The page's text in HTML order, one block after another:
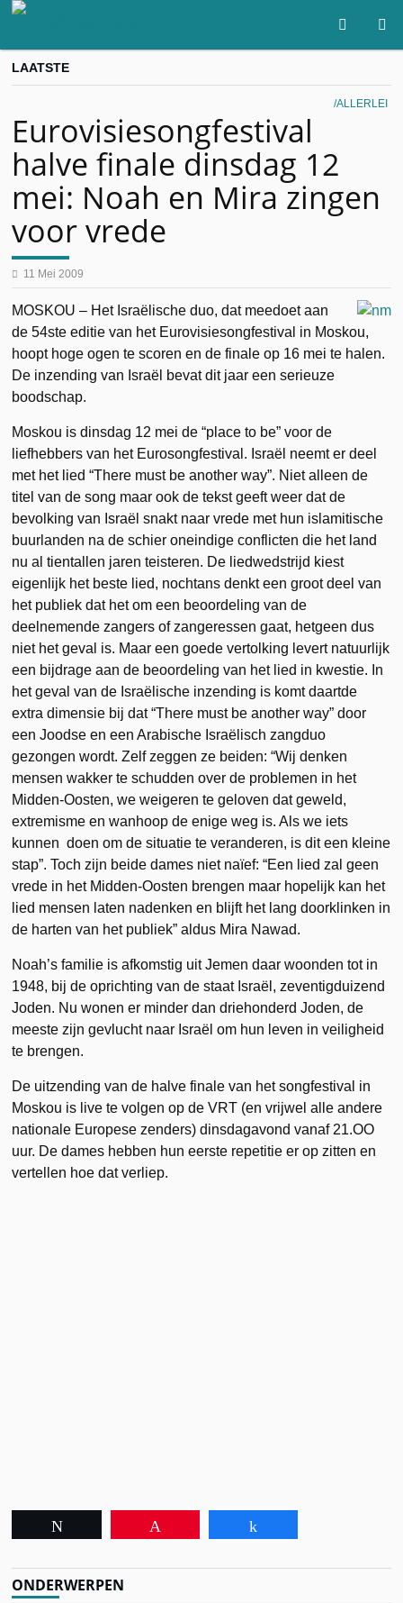
LAATSTE
ALLERLEI
Eurovisiesongfestival
halve finale dinsdag 12
mei: Noah en Mira zingen
voor vrede
11 Mei 2009
MOSKOU – Het Israëlische duo, dat meedoet aan
de 54ste editie van het Eurovisiesongfestival in Moskou,
hoopt hoge ogen te scoren en de finale op 16 mei te halen.
De inzending van Israël bevat dit jaar een serieuze
boodschap.
Moskou is dinsdag 12 mei de “place to be” voor de
liefhebbers van het Eurosongfestival. Israël neemt er deel
met het lied “There must be another way”. Niet alleen de
titel van de song maar ook de tekst geeft weer dat de
bevolking van Israël snakt naar vrede met hun islamitische
buurlanden na de schier oneindige conflicten die het land
nu al tientallen jaren teisteren. De liedwedstrijd kiest
eigenlijk het beste lied, nochtans denkt een groot deel van
het publiek dat het om een beoordeling van de
deelnemende zangers of zangeressen gaat, hetgeen dus
niet het geval is. Maar een goede vertolking levert natuurlijk
een bijdrage aan de beoordeling van het lied in kwestie. In
het geval van de Israëlische inzending is komt daartde
extra dimensie bij dat “There must be another way” door
een Joodse en een Arabische Israëlisch zangduo
gezongen wordt. Zelf zeggen ze beiden: “Wij denken
mensen wakker te schudden over de problemen in het
Midden-Oosten, we weigeren te geloven dat geweld,
extremisme en wanhoop de enige weg is. Als we iets
kunnen doen om de situatie te veranderen, is dit een kleine
stap”. Toch zijn beide dames niet naïef: “Een lied zal geen
vrede in het Midden-Oosten brengen maar hopelijk kan het
lied mensen laten nadenken en blijft het lang doorklinken in
de harten van het publiek” aldus Mira Nawad.
Noah’s familie is afkomstig uit Jemen daar woonden tot in
1948, bij de oprichting van de staat Israël, zeventigduizend
Joden. Nu wonen er minder dan driehonderd Joden, de
meeste zijn gevlucht naar Israël om hun leven in veiligheid
te brengen.
De uitzending van de halve finale van het songfestival in
Moskou is live te volgen op de VRT (en vrijwel alle andere
nationale Europese zenders) dinsdagavond vanaf 21.OO
uur. De dames hebben hun eerste repetitie er op zitten en
vertellen hoe dat verliep.
ONDERWERPEN